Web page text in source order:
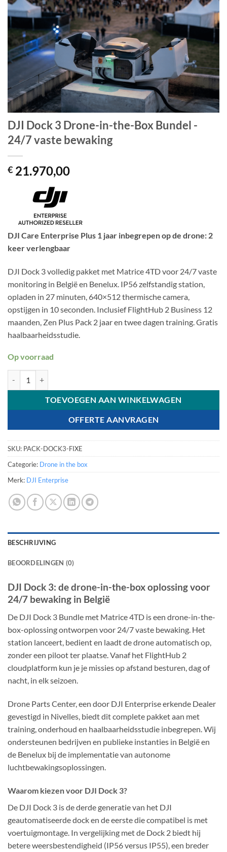
DJI Dock 3 Drone-in-the-Box Bundel -
24/7 vaste bewaking
€ 21.970,00
DJI Care Enterprise Plus 1 jaar inbegrepen op de drone: 2
keer verlengbaar
DJI Dock 3 volledig pakket met Matrice 4TD voor 24/7 vaste
monitoring in België en Benelux. IP56 zelfstandig station,
opladen in 27 minuten, 640×512 thermische camera,
opstijgen in 10 seconden. Inclusief FlightHub 2 Business 12
maanden, Zen Plus Pack 2 jaar en twee dagen training. Gratis
haalbaarheidsstudie.
Op voorraad
TOEVOEGEN AAN WINKELWAGEN
OFFERTE AANVRAGEN
SKU: PACK-DOCK3-FIXE
Categorie: Drone in the box
Merk: DJI Enterprise
BESCHRIJVING
BEOORDELINGEN (0)
DJI Dock 3: de drone-in-the-box oplossing voor
24/7 bewaking in België
De DJI Dock 3 Bundle met Matrice 4TD is een drone-in-the-
box-oplossing ontworpen voor 24/7 vaste bewaking. Het
station lanceert, bedient en laadt de drone automatisch op,
zonder een piloot ter plaatse. Vanaf het FlightHub 2
cloudplatform kun je je missies op afstand besturen, dag of
nacht, in elk seizoen.
Drone Parts Center, een door DJI Enterprise erkende Dealer
gevestigd in Nivelles, biedt dit complete pakket aan met
training, onderhoud en haalbaarheidsstudie inbegrepen. Wij
ondersteunen bedrijven en publieke instanties in België en
de Benelux bij de implementatie van autonome
luchtbewakingsoplossingen.
Waarom kiezen voor DJI Dock 3?
De DJI Dock 3 is de derde generatie van het DJI
geautomatiseerde dock en de eerste die compatibel is met
voertuigmontage. In vergelijking met de Dock 2 biedt hij
betere weersbestendigheid (IP56 versus IP55), een breder